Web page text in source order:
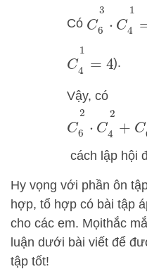
Có C6 C4
C4 4).
Vậy, có
C6 C4
cách lập hội
Hy vọng với phần ôn
hợp, tổ hợp có bài tập
cho các em. Mọithắc
luận dưới bài viết để
tập tốt!